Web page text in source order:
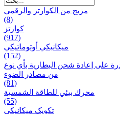
مزيج من الكوارتز والرقمي
(8)
كوارتز
(917)
ميكانيكي أوتوماتيكي
(152)
على إعادة شحن البطارية بأي نوع
من مصادر الضوء
(81)
محرك بيئي للطاقة الشمسية
(55)
تکویک ميكانيكي